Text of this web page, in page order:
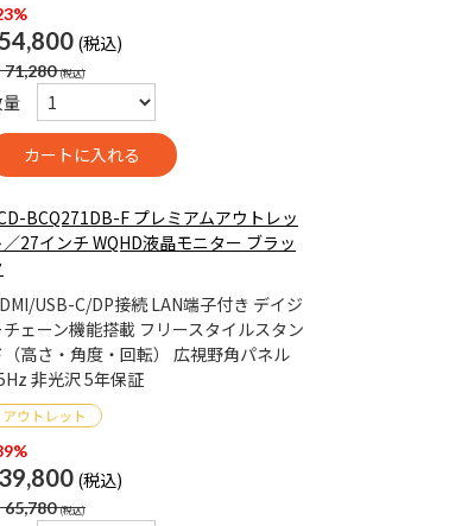
54,800
71,280
BCQ271DB-F プレミアムアウトレッ
／27インチ WQHD液晶モニター ブラッ
USB-C/DP接続 LAN端子付き デイジ
チェーン機能搭載 フリースタイルスタン
（高さ・角度・回転） 広視野角パネル
非光沢 5年保証
39,800
65,780